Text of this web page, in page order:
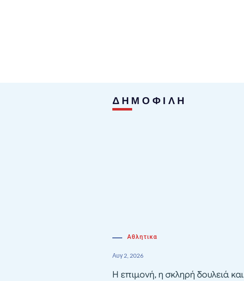
ΔΗΜΟΦΙΛΗ
Αθλητικα
Αυγ 2, 2026
Η επιμονή, η σκληρή δουλειά και